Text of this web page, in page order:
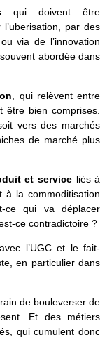
qui doivent être
par des
via de l’innovation
abordée dans
, qui relèvent entre
bien comprises.
vers des marchés
de marché plus
et service liés à
à la commoditisation
ce qui va déplacer
ce contradictoire ?
avec l’UGC et le fait-
en particulier dans
de bouleverser de
Et des métiers
qui cumulent donc